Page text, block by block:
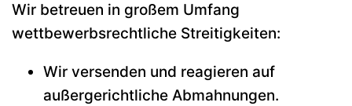
Wir betreuen in großem Umfang
wettbewerbsrechtliche Streitigkeiten:
Wir versenden und reagieren auf
außergerichtliche Abmahnungen.